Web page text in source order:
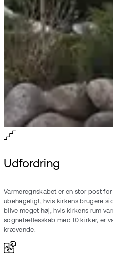
Udfordring
Varmeregnskabet er en stor post
ubehageligt, hvis kirkens brugere
blive meget høj, hvis kirkens rum
sognefællesskab med 10 kirker, er
krævende.